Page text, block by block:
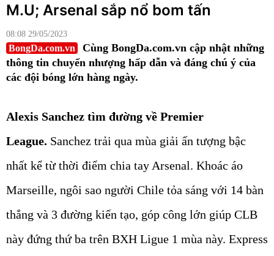
M.U; Arsenal sắp nổ bom tấn
08:08 29/05/2023
BongDa.com.vn
Cùng BongDa.com.vn cập nhật những
thông tin chuyển nhượng hấp dẫn và đáng chú ý của
các đội bóng lớn hàng ngày.
Alexis Sanchez tìm đường về Premier
League. Sanchez trải qua mùa giải ấn tượng bậc
nhất kể từ thời điểm chia tay Arsenal. Khoác áo
Marseille, ngôi sao người Chile tỏa sáng với 14 bàn
thắng và 3 đường kiến tạo, góp công lớn giúp CLB
này đứng thứ ba trên BXH Ligue 1 mùa này. Express